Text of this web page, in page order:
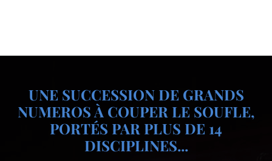
UNE SUCCESSION DE GRANDS
NUMEROS À COUPER LE SOUFLE,
PORTÉS PAR PLUS DE 14
DISCIPLINES...